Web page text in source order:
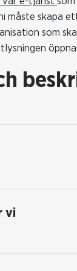
måste skapa
som
vi